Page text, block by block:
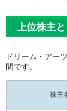
上位株主
ドリーム・アー
間です。
株主